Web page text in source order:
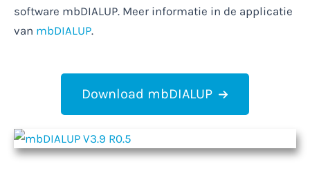
software mbDIALUP. Meer informatie in de applicatie
van mbDIALUP.
Download mbDIALUP